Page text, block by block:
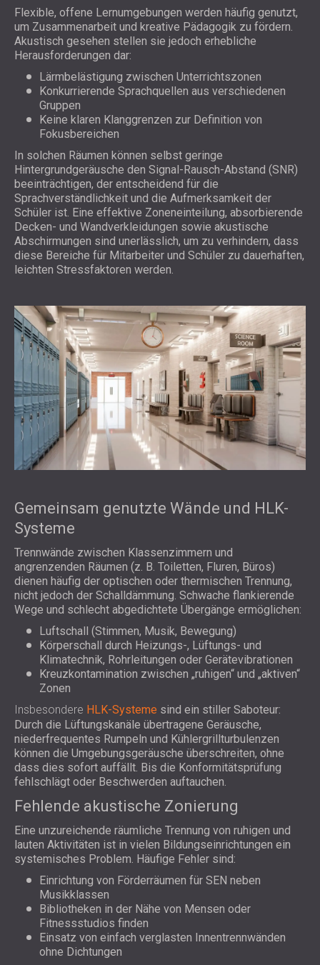
Flexible, offene Lernumgebungen werden häufig genutzt,
um Zusammenarbeit und kreative Pädagogik zu fördern.
Akustisch gesehen stellen sie jedoch erhebliche
Herausforderungen dar:
Lärmbelästigung zwischen Unterrichtszonen
Konkurrierende Sprachquellen aus verschiedenen
Gruppen
Keine klaren Klanggrenzen zur Definition von
Fokusbereichen
In solchen Räumen können selbst geringe
Hintergrundgeräusche den Signal-Rausch-Abstand (SNR)
beeinträchtigen, der entscheidend für die
Sprachverständlichkeit und die Aufmerksamkeit der
Schüler ist. Eine effektive Zoneneinteilung, absorbierende
Decken- und Wandverkleidungen sowie akustische
Abschirmungen sind unerlässlich, um zu verhindern, dass
diese Bereiche für Mitarbeiter und Schüler zu dauerhaften,
leichten Stressfaktoren werden.
Gemeinsam genutzte Wände und HLK-
Systeme
Trennwände zwischen Klassenzimmern und
angrenzenden Räumen (z. B. Toiletten, Fluren, Büros)
dienen häufig der optischen oder thermischen Trennung,
nicht jedoch der Schalldämmung. Schwache flankierende
Wege und schlecht abgedichtete Übergänge ermöglichen:
Luftschall (Stimmen, Musik, Bewegung)
Körperschall durch Heizungs-, Lüftungs- und
Klimatechnik, Rohrleitungen oder Gerätevibrationen
Kreuzkontamination zwischen „ruhigen“ und „aktiven“
Zonen
Insbesondere HLK-Systeme sind ein stiller Saboteur:
Durch die Lüftungskanäle übertragene Geräusche,
niederfrequentes Rumpeln und Kühlergrillturbulenzen
können die Umgebungsgeräusche überschreiten, ohne
dass dies sofort auffällt. Bis die Konformitätsprüfung
fehlschlägt oder Beschwerden auftauchen.
Fehlende akustische Zonierung
Eine unzureichende räumliche Trennung von ruhigen und
lauten Aktivitäten ist in vielen Bildungseinrichtungen ein
systemisches Problem. Häufige Fehler sind:
Einrichtung von Förderräumen für SEN neben
Musikklassen
Bibliotheken in der Nähe von Mensen oder
Fitnessstudios finden
Einsatz von einfach verglasten Innentrennwänden
ohne Dichtungen